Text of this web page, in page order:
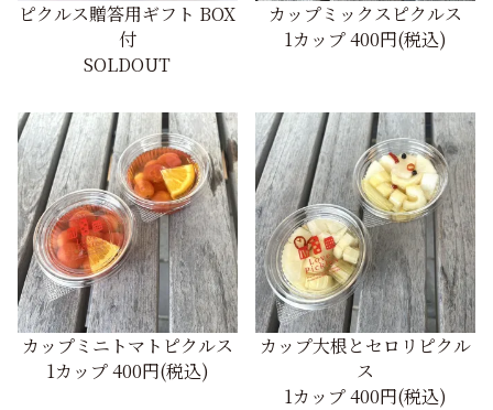
ピクルス贈答用ギフト BOX
付
SOLDOUT
カップミックスピクルス
1カップ400円(税込)
カップミニトマトピクルス
1カップ400円(税込)
カップ大根とセロリピクル
ス
1カップ400円(税込)